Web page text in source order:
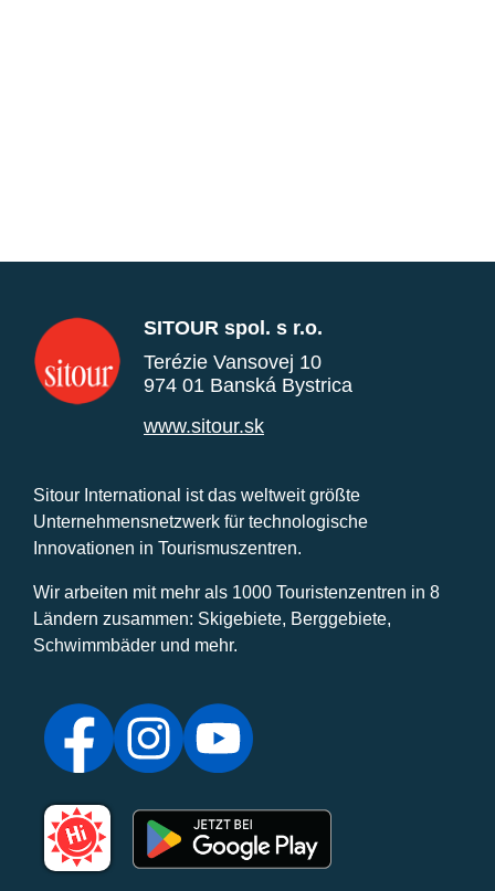
SITOUR spol. s r.o.
Terézie Vansovej 10
974 01 Banská Bystrica
www.sitour.sk
Sitour International ist das weltweit größte
Unternehmensnetzwerk für technologische
Innovationen in Tourismuszentren.
Wir arbeiten mit mehr als 1000 Touristenzentren in 8
Ländern zusammen: Skigebiete, Berggebiete,
Schwimmbäder und mehr.